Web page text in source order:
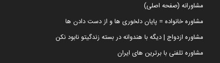
مشاورانه (صفحه اصلی)
مشاوره خانواده = پایان دلخوری ها و از دست دادن ها
مشاوره ازدواج | دیگه با هندوانه در بسته زندگیتو نابود نکن
مشاوره تلفنی با برترین های ایران